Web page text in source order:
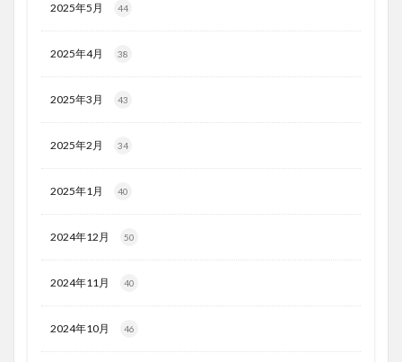
2025年5月 44
2025年4月 38
2025年3月 43
2025年2月 34
2025年1月 40
2024年12月 50
2024年11月 40
2024年10月 46